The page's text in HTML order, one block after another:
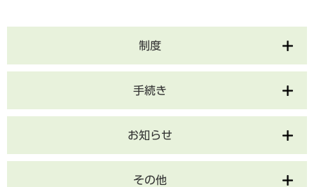
制度
手続き
お知らせ
その他